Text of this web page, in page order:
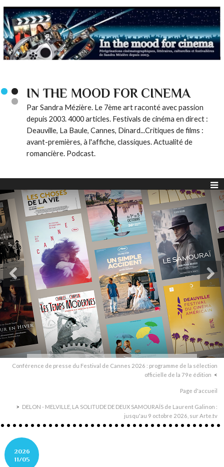
IN THE MOOD FOR CINEMA
Par Sandra Mézière. Le 7ème art raconté avec passion
depuis 2003. 4000 articles. Festivals de cinéma en direct :
Deauville, La Baule, Cannes, Dinard...Critiques de films :
avant-premières, à l'affiche, classiques. Actualité de
romancière. Podcast.
Conférence de presse du Festival de Cannes 2026 : programme de la sélection
officielle de la 79e édition
Page d'accueil
DELON - MELVILLE, LA SOLITUDE DE DEUX SAMOURAÏS de Laurent Galinon :
jusqu'au 9 octobre 2026, sur Arte.tv
2026
11/05